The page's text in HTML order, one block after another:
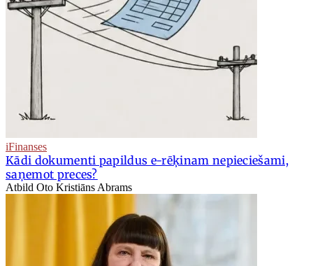
iFinanses
Kādi dokumenti papildus e-rēķinam nepieciešami,
saņemot preces?
Atbild Oto Kristiāns Abrams